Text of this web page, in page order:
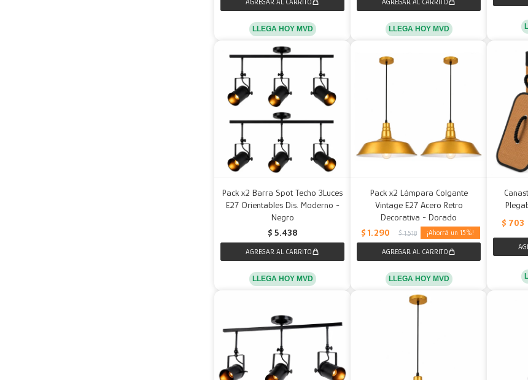
LLEGA HOY MVD LLEGA HOY MVD
Pack x2 Barra Spot Techo 3Luces
E27 Orientables Dis. Moderno -
Negro
$ 5.438
LLEGA HOY MVD
Pack x2 Lámpara Colgante
Vintage E27 Acero Retro
Decorativa - Dorado
$ 1.290 $ 1.518 15
LLEGA HOY MVD
$ 703